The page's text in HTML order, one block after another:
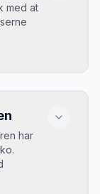
med at
bedste
har